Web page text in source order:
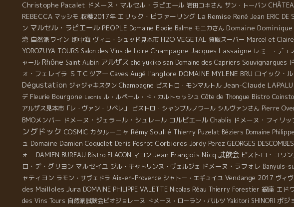
ィの若さが表現された
こうして誕生。アラン
畑が継続してくれるジ
る。ワインも初年度か
ルのファンは世界中に
ら大人気となっている
も、『ジョルディのワ
のニュアンスがある。
している。世界遺産級
援して行きたい。
メール・レ・オート・
のお城カルカッソンヌ
Gilles Azam＊ジル・
残る特殊なクリマから
ン・ド・リムができる
い南の白は超重要な存
是非一度試してほしい
せないスッキリさがあ
先駆者がい たからである。危険な造りと思われていた自
然派の造りを安心して挑戦できるようになった。つま
り、自生酵母のみでの発酵でも問題なくワイン醸造がで
きること。SO2の添加なしでも健全で美味しいワインが
できること。しかも途轍もなく美味しいワインができ る
ことをブルノ達が身をもって証明してきたらからだ。ア
ルザスにはビオ栽培者が多く土壌自体は健全な畑が多
い。自然派が増える要素はすでに整っている。 世界中の
一流レストランが自然派をメインにリストアップ ブルノ
のところには、デンマークのレストラン・ノマのソムリ
エがよくやって来る。ノマは世界のトップ・オブ・トッ
プのレストランだ。ノマにとってもブルノのワインは大
切な存在なのである。 ブルノのワインは来ないと買えな
いワインが多い。 極小量しか造ってないワインが蔵の中
で眠っているのである。そんなワインを試飲する為に、
世界中からソムリエ達がやって来る。やはり一流中の一
流は違う。一流は一流を理解する。世界でトップと云わ
れるには、何の世界も同じだ。トコトン追及した者同士
には通じ合うものがある。 シュレール家はフランス革
ン。。お花の香り、アブリコットやハチミツの甘い口当
たり、そして最後はスパイシー・・・という、とても奥
深い一品。でもこのフルーティーさは誰にも真似できま
せん！！ そしてそして最後には私が大好きな甘口ワイン
の Spirale＊スピラルとＰＭＧ。甘口なんだけど、綺麗
なさわやか感があるので全然重くない！これだったら何
杯でも飲んでしまえる、お勧めワインです！ […]
りがミネラルの風味と
濃厚な旨みの後ろで酸
じ。このBINNERとい
で、所謂減価償却が済
元であり、他の造り手
常にお手頃ということ
でもこのゲブルツは一
（セコイ！）。 次は
ドメーヌ・オベルノワ
poulsard
いえば、この造り手が
聞きますが、まさにそ
補液して酸化を防ぐこ
せずに酸化させて独特
化臭を造りますが、そ
然の恵みを飲んでいる
３本買いました。三つ
Domaine Raphael […]
Christophe Pacalet ドメーヌ・マルセル・ラピエール 岩田コキさん サン・トーバン
REBECCA マッシモ 収穫2017年 エリック・ピファーリング La Remise René Jean ERIC DE
ン マルセル・ラピエール PEOPLE Domaine Elodie Balme モニカさん Domaine
湾 自然派ワイン 地中海 ヴィニ・シュッド見本市 H2O VEGETAL 質販スーパー Marcel et
YOROZUYA TOURS Salon des Vins de Loire Champagne Jacques Lassaigne レミー・デュ
ャール Rhône Saint Aubin アルザス cho yukiko san Domaine des Capriers Souvignargues
ォ・フェレイラ ＳＴＣツアー Caves Augé l'anglore DOMAINE MYLENE BRU ロイック・
Dégustation ジャジャキスタン Champagne ビストロ・モンマルトル Jean-Claude LAPALU
デ Fleurie Bourgone Leonis ル・ルペール・ド・カルトゥッシュ Côte de Thongue Bistro
アルザス見本市「レ・ヴァン・リベレ」 ビストロ・シャンブルノワール シルヴァンさん Pierre
BMOメンバー ドメーヌ・ジェラール・シュレール コルビエール Chablis ドメーヌ・フィリ
ングドック COSMIC カタルーニャ Rémy Soulié Thierry Puzelat Béziers Domaine
ュ Domaine Damien Coquelet Denis Pesnot Corbieres Jordy Perez GEORGES DESCOMBES
ォー DAMIEN BUREAU Bistro FLACON マコン Jean François Nicq 試飲会 ビストロ・コワ
ロ・デ・グリヨン マルセイユ ジル・キャトリンヌ・ヴェルジェ ドメーヌ・ラフォレ Banyuls-
ャティヨン ラモン・サヴェドラ Aix-en-Provence シャトー・エギュイユ Vendange 2017 ヴィ
des Mailloles Jura DOMAINE PHILIPPE VALETTE Nicolas Réau Thierry Forestier 銀座 エド
des Vins Tours 自然派試飲会ビオジョレーヌ ドメーヌ・ローラン・バルツ Yakitori SHINORI ボジ